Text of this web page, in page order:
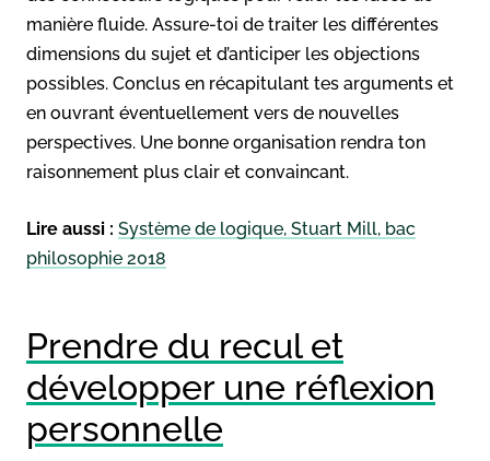
manière fluide. Assure-toi de traiter les différentes
dimensions du sujet et d’anticiper les objections
possibles. Conclus en récapitulant tes arguments et
en ouvrant éventuellement vers de nouvelles
perspectives. Une bonne organisation rendra ton
raisonnement plus clair et convaincant.
Lire aussi : Système de logique, Stuart Mill, bac
philosophie 2018
Prendre du recul et
développer une réflexion
personnelle